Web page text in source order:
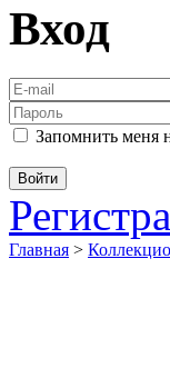
Вход
Запомнить меня
Главная >